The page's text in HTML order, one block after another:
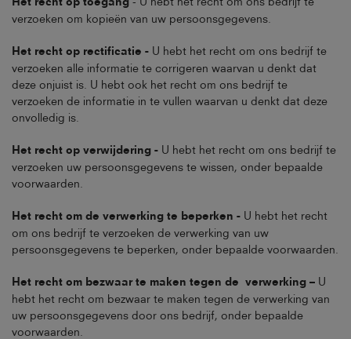
verzoeken om kopieën van uw persoonsgegevens.
Het recht op rectificatie - U hebt het recht om ons bedrijf te
verzoeken alle informatie te corrigeren waarvan u denkt dat
deze onjuist is. U hebt ook het recht om ons bedrijf te
verzoeken de informatie in te vullen waarvan u denkt dat deze
onvolledig is.
Het recht op verwijdering - U hebt het recht om ons bedrijf te
verzoeken uw persoonsgegevens te wissen, onder bepaalde
voorwaarden.
Het recht om de verwerking te beperken - U hebt het recht
om ons bedrijf te verzoeken de verwerking van uw
persoonsgegevens te beperken, onder bepaalde voorwaarden.
Het recht om bezwaar te maken tegen de verwerking – U
hebt het recht om bezwaar te maken tegen de verwerking van
uw persoonsgegevens door ons bedrijf, onder bepaalde
voorwaarden.